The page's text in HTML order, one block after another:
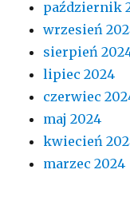
październik
wrzesień
sierpień
lipiec 2024
czerwiec
maj 2024
kwiecień
marzec 2024